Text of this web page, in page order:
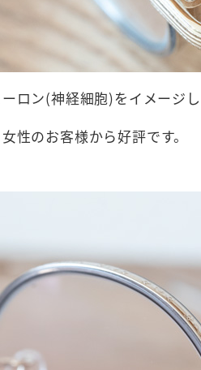
ロン(神経細胞)をイメージ
性のお客様から好評です。